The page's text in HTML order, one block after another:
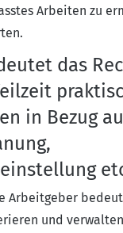
Arbeiten zu
das
in Bezug
Arbeitgeber
und